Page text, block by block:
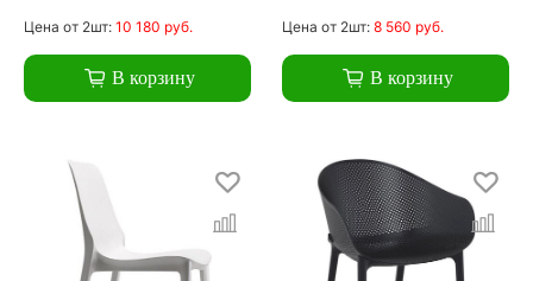
Цена от 2шт: 10 180 руб.
В корзину
Цена от 2шт: 8 560 руб.
В корзину